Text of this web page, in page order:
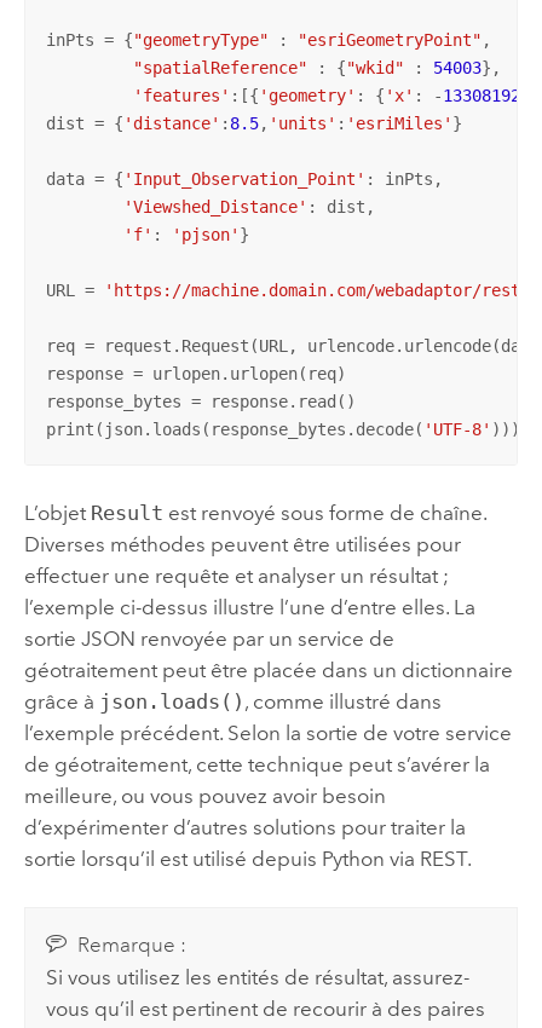
inPts = {"geometryType" : "esriGeometryPoint" ,
"spatialReference" : {"wkid" : 54003},
'features' :[{ 'geometry' : { 'x' : -
dist = { 'distance' : 8.5, 'units' : 'esriMiles' }
data = { 'Input_Observation_Point' : inPts,
'Viewshed_Distance' : dist,
'f' : 'pjson' }
URL = 'https://machine.domain.com/webadaptor/rest/
req = request.Request(URL,
response = urlopen.urlopen(req)
response_bytes = response.read()
print(json.loads(response_bytes.decode( 'UTF-8' )))
L’objet Result est renvoyé sous forme de chaîne.
Diverses méthodes peuvent être utilisées pour
effectuer une requête et analyser un résultat ;
l’exemple ci-dessus illustre l’une d’entre elles. La
sortie JSON renvoyée par un service de
géotraitement peut être placée dans un dictionnaire
grâce à json.loads() , comme illustré dans
l’exemple précédent. Selon la sortie de votre service
de géotraitement, cette technique peut s’avérer la
meilleure, ou vous pouvez avoir besoin
d’expérimenter d’autres solutions pour traiter la
sortie lorsqu’il est utilisé depuis Python via REST.
Remarque :
Si vous utilisez les entités de résultat, assurez-
vous qu’il est pertinent de recourir à des paires